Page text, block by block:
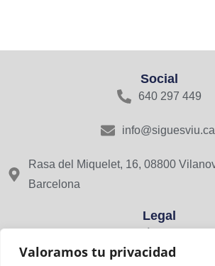
Valoramos tu privacidad
Social
640 297 449
Rasa del Miquelet, 16, 08800
Barcelona
Legal